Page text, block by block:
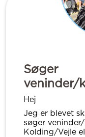
Søger
veninder/
Hej
Jeg er blevet
søger
Kolding/Vejle